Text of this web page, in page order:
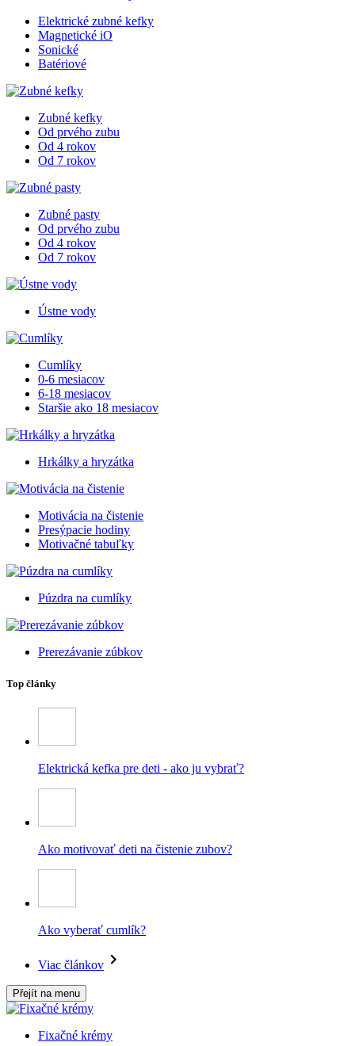
Elektrické zubné kefky
Magnetické iO
Sonické
Batériové
Zubné kefky
Od prvého zubu
Od 4 rokov
Od 7 rokov
Zubné pasty
Od prvého zubu
Od 4 rokov
Od 7 rokov
Ústne vody
Cumlíky
0-6 mesiacov
6-18 mesiacov
Staršie ako 18 mesiacov
Hrkálky a hryzátka
Motivácia na čistenie
Presýpacie hodiny
Motivačné tabuľky
Púzdra na cumlíky
Prerezávanie zúbkov
Top články
Elektrická kefka pre deti - ako ju vybrať?
Ako motivovať deti na čistenie zubov?
Ako vyberať cumlík?
Viac článkov
Přejít na menu
Fixačné krémy